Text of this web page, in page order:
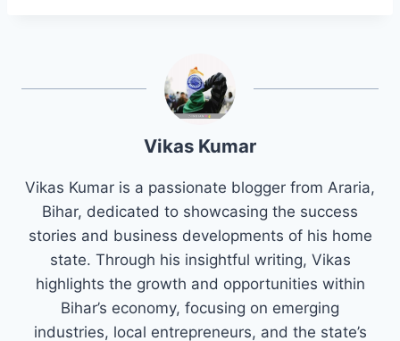
Vikas Kumar
Vikas Kumar is a passionate blogger from Araria,
Bihar, dedicated to showcasing the success
stories and business developments of his home
state. Through his insightful writing, Vikas
highlights the growth and opportunities within
Bihar’s economy, focusing on emerging
industries, local entrepreneurs, and the state’s